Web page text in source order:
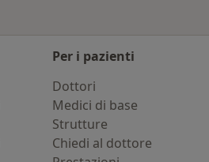
Per i pazienti
Dottori
Medici di base
Strutture
Chiedi al dottore